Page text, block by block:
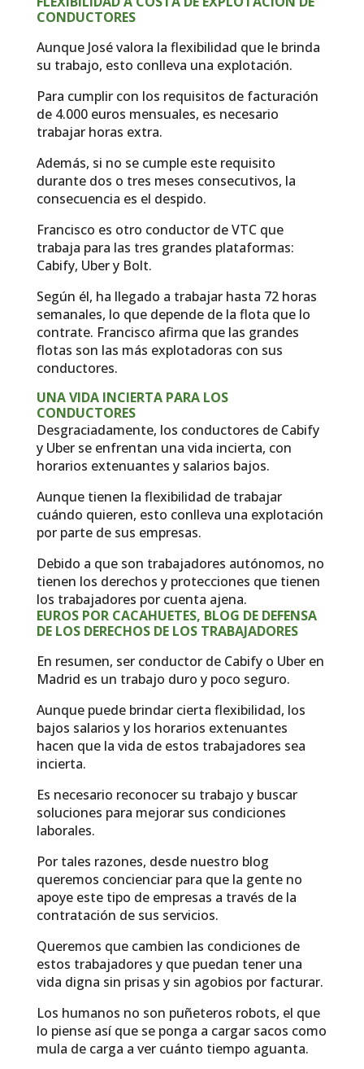
CONDUCTORES
Aunque José valora la flexibilidad que le brinda
su trabajo, esto conlleva una explotación.
Para cumplir con los requisitos de facturación
de 4.000 euros mensuales, es necesario
trabajar horas extra.
Además, si no se cumple este requisito
durante dos o tres meses consecutivos, la
consecuencia es el despido.
Francisco es otro conductor de VTC que
trabaja para las tres grandes plataformas:
Cabify, Uber y Bolt.
Según él, ha llegado a trabajar hasta 72 horas
semanales, lo que depende de la flota que lo
contrate. Francisco afirma que las grandes
flotas son las más explotadoras con sus
conductores.
UNA VIDA INCIERTA PARA LOS
CONDUCTORES
Desgraciadamente, los conductores de Cabify
y Uber se enfrentan una vida incierta, con
horarios extenuantes y salarios bajos.
Aunque tienen la flexibilidad de trabajar
cuándo quieren, esto conlleva una explotación
por parte de sus empresas.
Debido a que son trabajadores autónomos, no
tienen los derechos y protecciones que tienen
los trabajadores por cuenta ajena.
EUROS POR CACAHUETES, BLOG DE DEFENSA
DE LOS DERECHOS DE LOS TRABAJADORES
En resumen, ser conductor de Cabify o Uber en
Madrid es un trabajo duro y poco seguro.
Aunque puede brindar cierta flexibilidad, los
bajos salarios y los horarios extenuantes
hacen que la vida de estos trabajadores sea
incierta.
Es necesario reconocer su trabajo y buscar
soluciones para mejorar sus condiciones
laborales.
Por tales razones, desde nuestro blog
queremos concienciar para que la gente no
apoye este tipo de empresas a través de la
contratación de sus servicios.
Queremos que cambien las condiciones de
estos trabajadores y que puedan tener una
vida digna sin prisas y sin agobios por facturar.
Los humanos no son puñeteros robots, el que
lo piense así que se ponga a cargar sacos como
mula de carga a ver cuánto tiempo aguanta.